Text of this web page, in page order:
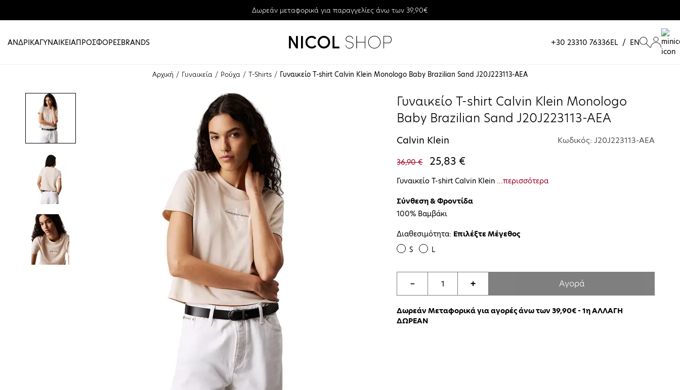
Δωρεάν μεταφορικά για παραγγελίες άνω των 39,90€
ΑΝΔΡΙΚΑΓΥΝΑΙΚΕΙΑΠΡΟΣΦΟΡΕΣBRANDS +30 23310 76336EL / EN
Αρχική Γυναικεία Ρούχα T-Shirts Γυναικείο T-shirt Calvin Klein Monologo Baby Brazilian Sand J20J223113-AEA
Γυναικείο T-shirt Calvin Klein Monologo
Baby Brazilian Sand J20J223113-AEA
Calvin Klein Κωδικός: J20J223113-AEA
36,90 € 25,83 €
Γυναικείο T-shirt Calvin Klein ...περισσότερα
Σύνθεση & Φροντίδα
100% Βαμβάκι
Διαθεσιμότητα: Επιλέξτε Μέγεθος
S L
− + Αγορά
Δωρεάν Μεταφορικά για αγορές άνω των 39,90€ - 1η ΑΛΛΑΓΗ
ΔΩΡΕΑΝ